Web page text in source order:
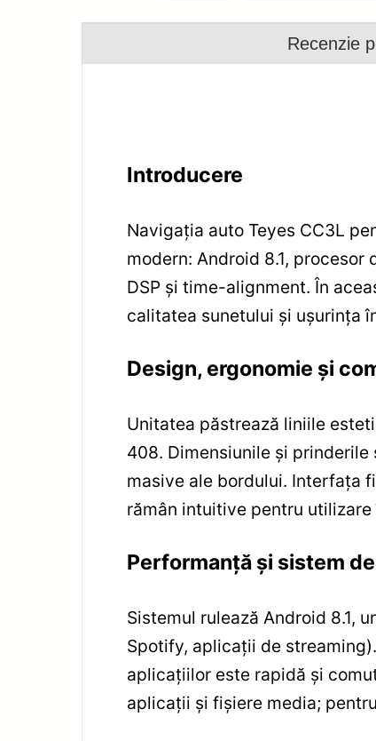
Recenzie
Introducere
Navigația auto Teyes CC3L
modern: Android 8.1, procesor
DSP și time-alignment. În
calitatea sunetului și ușurința
Design, ergonomie și
Unitatea păstrează liniile
408. Dimensiunile și
masive ale bordului. Interfața
rămân intuitive pentru
Performanță și sistem
Sistemul rulează Android 8.1,
Spotify, aplicații de
aplicațiilor este rapidă și
aplicații și fișiere media;